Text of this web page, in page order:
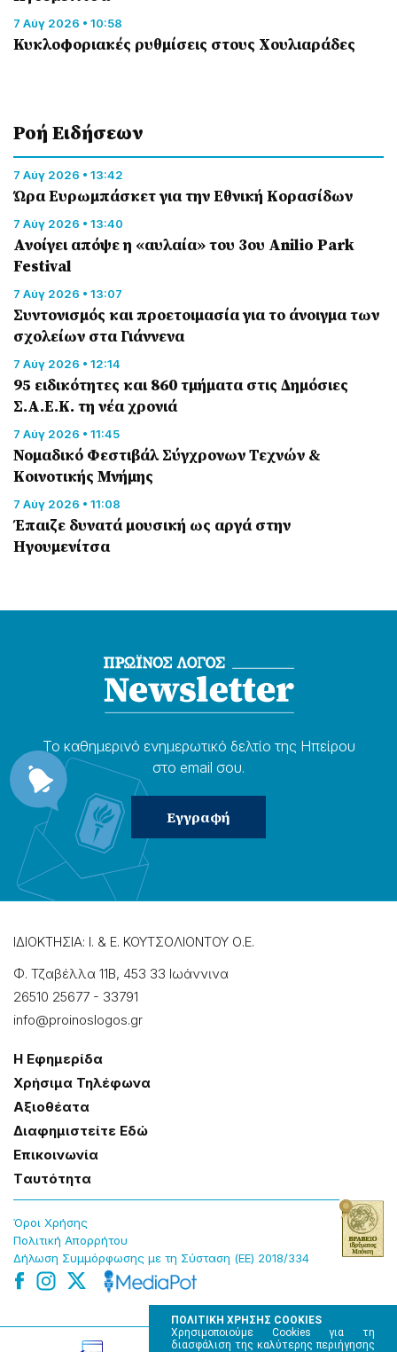
ΠΟΛΙΤΙΚΗ ΧΡΗΣΗΣ COOKIES
Χρησιμοποιούμε Cookies για τη
διασφάλιση της καλύτερης περιήγησης
7 Αύγ 2026 • 10:58
Κυκλοφοριακές ρυθμίσεις στους Χουλιαράδες
Ροή Eιδήσεων
7 Αύγ 2026 • 13:42
Ώρα Ευρωμπάσκετ για την Εθνική Κορασίδων
7 Αύγ 2026 • 13:40
Ανοίγει απόψε η «αυλαία» του 3ου Anilio Park
Festival
7 Αύγ 2026 • 13:07
Συντονισμός και προετοιμασία για το άνοιγμα των
σχολείων στα Γιάννενα
7 Αύγ 2026 • 12:14
95 ειδικότητες και 860 τμήματα στις Δημόσιες
Σ.Α.Ε.Κ. τη νέα χρονιά
7 Αύγ 2026 • 11:45
Νομαδικό Φεστιβάλ Σύγχρονων Τεχνών &
Κοινοτικής Μνήμης
7 Αύγ 2026 • 11:08
Έπαιζε δυνατά μουσική ως αργά στην
Ηγουμενίτσα
Το καθημερɩνό ενημερωτɩκό δελτίο της Ηπείρου
στο email σου.
ΙΔΙΟΚΤΗΣΙΑ: Ι. & Ε. ΚΟΥΤΣΟΛΙΟΝΤΟΥ Ο.Ε.
Φ. Τζαβέλλα 11Β, 453 33 Ιωάννɩνα
26510 25677 - 33791
info@proinoslogos.gr
Η Εφημερίδα
Χρήσɩμα Τηλέφωνα
Αξɩοθέατα
Δɩαφημɩστείτε Εδώ
Επɩκοɩνωνία
Tαυτότητα
Όροɩ Χρήσης
Πολɩτɩκή Απορρήτου
Δήλωση Συμμόρφωσης με τη Σύσταση (ΕΕ) 2018/334